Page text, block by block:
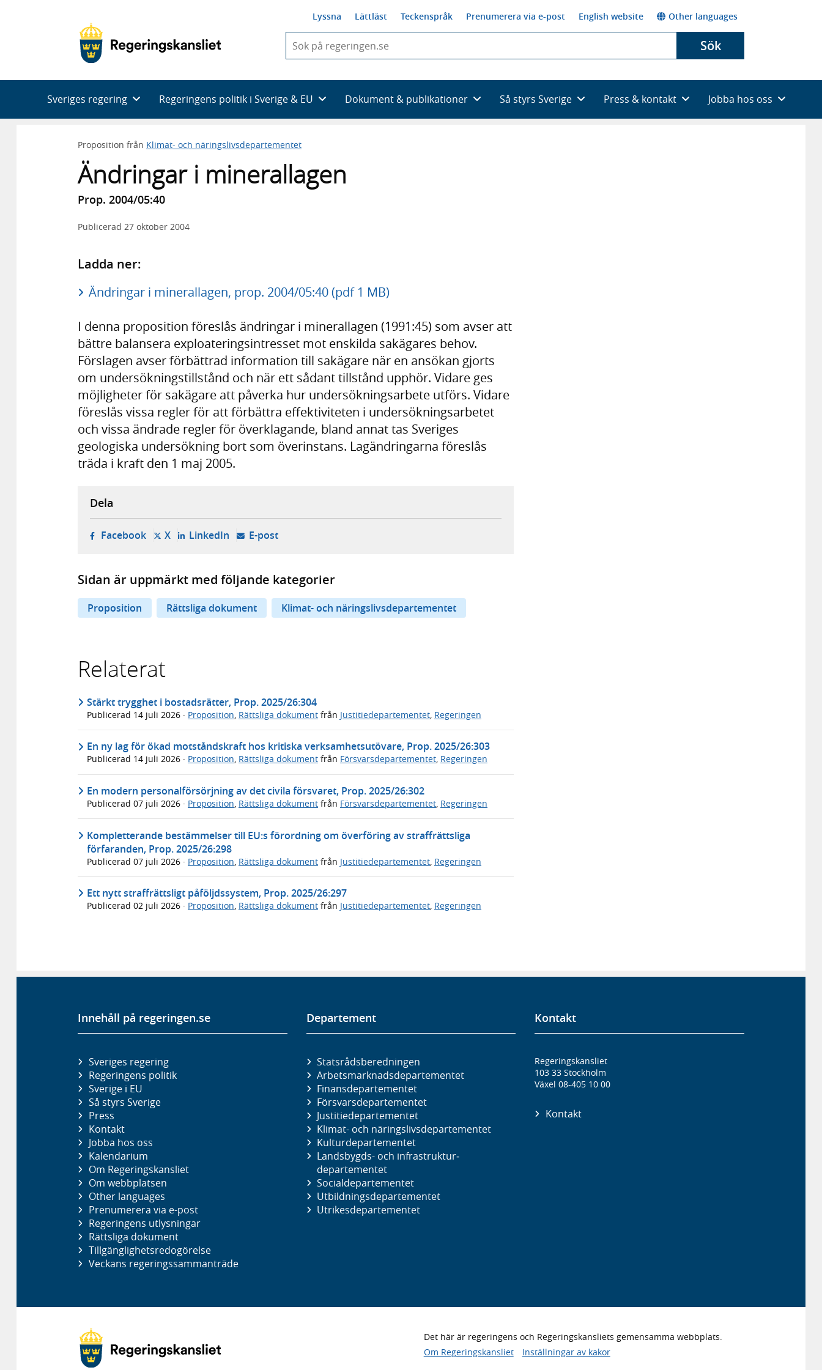
Lyssna Lättläst Teckenspråk Prenumerera via e-post English website Other languages
du
skriva
framträder
en
med
Sök
Sveriges regering Regeringens politik i Sverige & EU Dokument & publikationer Så styrs Sverige Press & kontakt Jobba hos oss
Proposition från Klimat- och näringslivsdepartementet
Ändringar i minerallagen
Prop. 2004/05:40
Publicerad 27 oktober 2004
Ladda ner:
Ändringar i minerallagen, prop. 2004/05:40 (pdf 1 MB)
I denna proposition föreslås ändringar i minerallagen (1991:45) som avser att
bättre balansera exploateringsintresset mot enskilda sakägares behov.
Förslagen avser förbättrad information till sakägare när en ansökan gjorts
om undersökningstillstånd och när ett sådant tillstånd upphör. Vidare ges
möjligheter för sakägare att påverka hur undersökningsarbete utförs. Vidare
föreslås vissa regler för att förbättra effektiviteten i undersökningsarbetet
och vissa ändrade regler för överklagande, bland annat tas Sveriges
geologiska undersökning bort som överinstans. Lagändringarna föreslås
träda i kraft den 1 maj 2005.
Dela
Facebook- öppnas i ny flik, extern webbplats,
X- öppnas i ny flik, extern webbplats,
LinkedIn- öppnas i ny flik, extern webbplats,
E-post- öppnar din e-postklient,
Sidan är uppmärkt med följande kategorier
Proposition Rättsliga dokument Klimat- och näringslivsdepartementet
Relaterat
Stärkt trygghet i bostadsrätter, Prop. 2025/26:304
Publicerad 14 juli 2026 · Proposition Rättsliga dokument från Justitiedepartementet Regeringen
En ny lag för ökad motståndskraft hos kritiska verksamhetsutövare, Prop. 2025/26:303
Publicerad 14 juli 2026 · Proposition, Rättsliga dokument från Försvarsdepartementet, Regeringen
En modern personalförsörjning av det civila försvaret, Prop. 2025/26:302
Publicerad 07 juli 2026 · Proposition, Rättsliga dokument från Försvarsdepartementet, Regeringen
Kompletterande bestämmelser till EU:s förordning om överföring av straffrättsliga
förfaranden, Prop. 2025/26:298
Publicerad 07 juli 2026 · Proposition Rättsliga dokument från Justitiedepartementet Regeringen
Ett nytt straffrättsligt påföljdssystem, Prop. 2025/26:297
Publicerad 02 juli 2026 · Proposition, Rättsliga dokument från Justitiedepartementet, Regeringen
Innehåll på regeringen.se
Sveriges regering
Regeringens politik
Sverige i EU
Så styrs Sverige
Press
Kontakt
Jobba hos oss
Kalendarium
Om Regeringskansliet
Om webbplatsen
Other languages
Prenumerera via e-post
Regeringens utlysningar
Rättsliga dokument
Tillgänglighetsredogörelse
Veckans regeringssammanträde
Departement
Statsrådsberedningen
Arbetsmarknads­departementet
Finans­departementet
Försvars­departementet
Justitie­departementet
Klimat- och näringslivs­departementet
Kultur­departementet
Landsbygds- och infrastruktur­
departementet
Social­departementet
Utbildnings­departementet
Utrikes­departementet
Kontakt
Regeringskansliet
103 33 Stockholm
Växel 08-405 10 00
Kontakt
Det här är regeringens och Regeringskansliets gemensamma webbplats.
Om Regeringskansliet
Inställningar av kakor